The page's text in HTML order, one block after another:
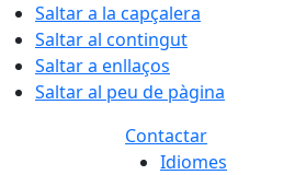
Saltar a la capçalera
Saltar al contingut
Saltar a enllaços
Saltar al peu de pàgina
Contactar
Idiomes